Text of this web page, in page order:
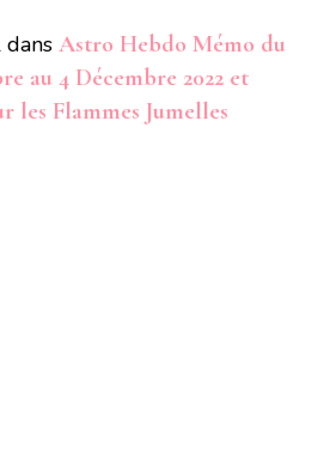
dans Astro Hebdo Mémo du
au 4 Décembre 2022 et
les Flammes Jumelles